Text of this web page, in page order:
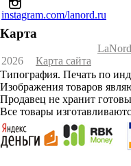
instagram.com/lanord.ru
Карта
2026
Карта сайта
Типография. Печать по
Изображения товаров
Продавец не хранит
Все товары